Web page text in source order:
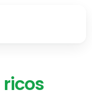
ricos